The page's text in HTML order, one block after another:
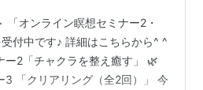
「オンライン瞑想セミナー2・
付中です♪ 詳細はこちらから^ ^
ー2「チャクラを整え癒す」 🌿
3 「クリアリング（全2回）」 今